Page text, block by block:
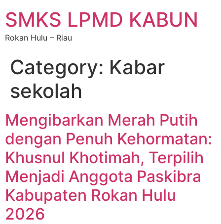
SMKS LPMD KABUN
Rokan Hulu – Riau
Category: Kabar
sekolah
Mengibarkan Merah Putih
dengan Penuh Kehormatan:
Khusnul Khotimah, Terpilih
Menjadi Anggota Paskibra
Kabupaten Rokan Hulu
2026